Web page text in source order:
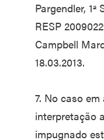
Pargendler, 1ª
RESP
Campbell
18.03.2013.
7. No caso
interpretação
impugnado